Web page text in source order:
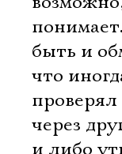
быть и
что
через
и либо